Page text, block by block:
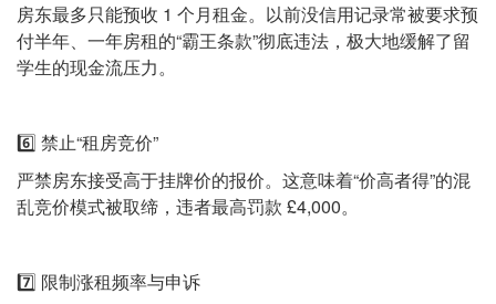
房东最多只能预收 1 个月租金。以前没信用记录常被要求预
付半年、一年房租的“霸王条款”彻底违法，极大地缓解了留
学生的现金流压力。
6️⃣ 禁止“租房竞价”
严禁房东接受高于挂牌价的报价。这意味着“价高者得”的混
乱竞价模式被取缔，违者最高罚款 £4,000。
7️⃣ 限制涨租频率与申诉